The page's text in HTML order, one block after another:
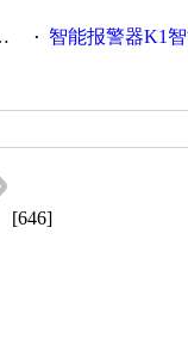
· 智能报警器K1智能
[646]